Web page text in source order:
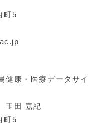
町5
康・医療データサイ
田 嘉紀
町5